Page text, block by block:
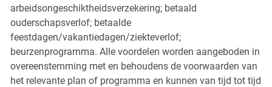
arbeidsongeschiktheidsverzekering; betaald
ouderschapsverlof; betaalde
feestdagen/vakantiedagen/ziekteverlof;
beurzenprogramma. Alle voordelen worden aangeboden in
overeenstemming met en behoudens de voorwaarden van
het relevante plan of programma en kunnen van tijd tot tijd